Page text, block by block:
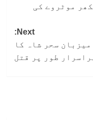
موٹروے کی
Next:
سحر شاہ کا
طور پر قتل